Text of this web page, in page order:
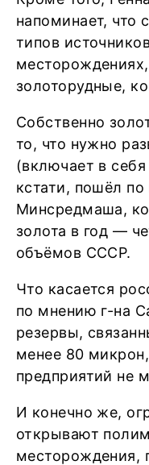
напоминает, что
типов
золоторудные,
Собственно
то, что нужно
(включает в
кстати, пошёл по
Минсредмаша,
золота в год —
объёмов СССР.
Что касается
по мнению г-на
резервы,
менее 80
предприятий не
И конечно же,
открывают
месторождения,